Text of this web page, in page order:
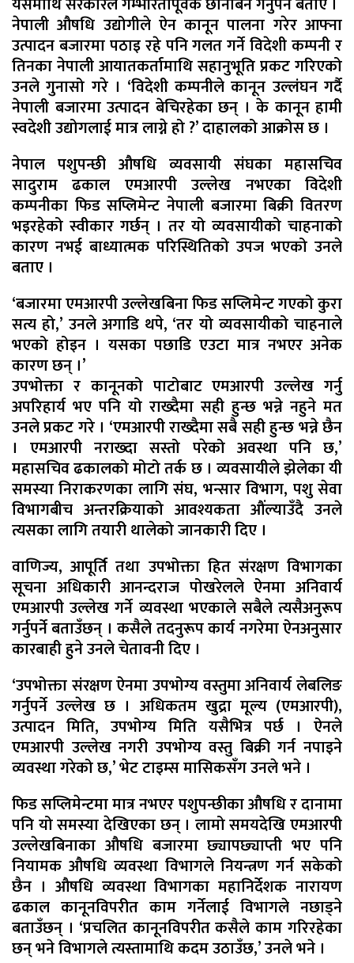
नेपाली औषधि उद्योगीले ऐन कानून पालना गरेर आफ्ना
उत्पादन बजारमा पठाइ रहे पनि गलत गर्ने विदेशी कम्पनी र
तिनका नेपाली आयातकर्तामाथि सहानुभूति प्रकट गरिएको
उनले गुनासो गरे । ‘विदेशी कम्पनीले कानून उल्लंघन गर्दै
नेपाली बजारमा उत्पादन बेचिरहेका छन् । के कानून हामी
स्वदेशी उद्योगलाई मात्र लाग्ने हो ?’ दाहालको आक्रोस छ ।
नेपाल पशुपन्छी औषधि व्यवसायी संघका महासचिव
सादुराम ढकाल एमआरपी उल्लेख नभएका विदेशी
कम्पनीका फिड सप्लिमेन्ट नेपाली बजारमा बिक्री वितरण
भइरहेको स्वीकार गर्छन् । तर यो व्यवसायीको चाहनाको
कारण नभई बाध्यात्मक परिस्थितिको उपज भएको उनले
बताए ।
‘बजारमा एमआरपी उल्लेखबिना फिड सप्लिमेन्ट गएको कुरा
सत्य हो,’ उनले अगाडि थपे, ‘तर यो व्यवसायीको चाहनाले
भएको होइन । यसका पछाडि एउटा मात्र नभएर अनेक
कारण छन् ।’
उपभोक्ता र कानूनको पाटोबाट एमआरपी उल्लेख गर्नु
अपरिहार्य भए पनि यो राख्दैमा सही हुन्छ भन्ने नहुने मत
उनले प्रकट गरे । ‘एमआरपी राख्दैमा सबै सही हुन्छ भन्ने छैन
। एमआरपी नराख्दा सस्तो परेको अवस्था पनि छ,’
महासचिव ढकालको मोटो तर्क छ । व्यवसायीले झेलेका यी
समस्या निराकरणका लागि संघ, भन्सार विभाग, पशु सेवा
विभागबीच अन्तरक्रियाको आवश्यकता औंल्याउँदै उनले
त्यसका लागि तयारी थालेको जानकारी दिए ।
वाणिज्य, आपूर्ति तथा उपभोक्ता हित संरक्षण विभागका
सूचना अधिकारी आनन्दराज पोखरेलले ऐनमा अनिवार्य
एमआरपी उल्लेख गर्ने व्यवस्था भएकाले सबैले त्यसैअनुरूप
गर्नुपर्ने बताउँछन् । कसैले तदनुरूप कार्य नगरेमा ऐनअनुसार
कारबाही हुने उनले चेतावनी दिए ।
‘उपभोक्ता संरक्षण ऐनमा उपभोग्य वस्तुमा अनिवार्य लेबलिङ
गर्नुपर्ने उल्लेख छ । अधिकतम खुद्रा मूल्य (एमआरपी),
उत्पादन मिति, उपभोग्य मिति यसैभित्र पर्छ । ऐनले
एमआरपी उल्लेख नगरी उपभोग्य वस्तु बिक्री गर्न नपाइने
व्यवस्था गरेको छ,’ भेट टाइम्स मासिकसँग उनले भने ।
फिड सप्लिमेन्टमा मात्र नभएर पशुपन्छीका औषधि र दानामा
पनि यो समस्या देखिएका छन् । लामो समयदेखि एमआरपी
उल्लेखबिनाका औषधि बजारमा छ्यापछ्याप्ती भए पनि
नियामक औषधि व्यवस्था विभागले नियन्त्रण गर्न सकेको
छैन । औषधि व्यवस्था विभागका महानिर्देशक नारायण
ढकाल कानूनविपरीत काम गर्नेलाई विभागले नछाड्ने
बताउँछन् । ‘प्रचलित कानूनविपरीत कसैले काम गरिरहेका
छन् भने विभागले त्यस्तामाथि कदम उठाउँछ,’ उनले भने ।